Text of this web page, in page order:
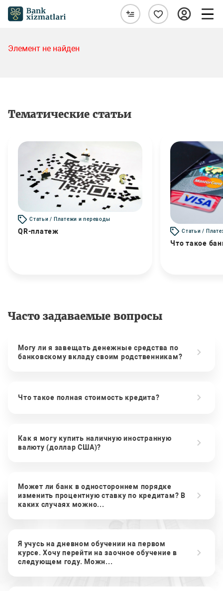
Элемент не найден
Тематические статьи
Статьи / Платежи и переводы
QR-платеж Статьи /
Что такое
Часто задаваемые вопросы
Могу ли я завещать денежные средства по
банковскому вкладу своим родственникам?
Что такое полная стоимость кредита?
Как я могу купить наличную иностранную
валюту (доллар США)?
Может ли банк в одностороннем порядке
изменить процентную ставку по кредитам? В
каких случаях можно...
Я учусь на дневном обучении на первом
курсе. Хочу перейти на заочное обучение в
следующем году. Можн...